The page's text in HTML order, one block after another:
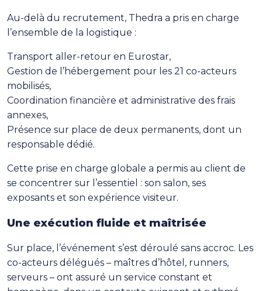
Au-delà du recrutement, Thedra a pris en charge
l’ensemble de la logistique :
Transport aller-retour en Eurostar,
Gestion de l’hébergement pour les 21 co-acteurs
mobilisés,
Coordination financière et administrative des frais
annexes,
Présence sur place de deux permanents, dont un
responsable dédié.
Cette prise en charge globale a permis au client de
se concentrer sur l’essentiel : son salon, ses
exposants et son expérience visiteur.
Une exécution fluide et maîtrisée
Sur place, l’événement s’est déroulé sans accroc. Les
co-acteurs délégués – maîtres d’hôtel, runners,
serveurs – ont assuré un service constant et